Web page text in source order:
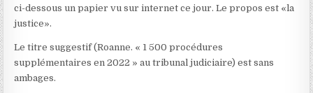
ci-dessous un papier vu sur internet ce jour. Le propos est «la
justice».
Le titre suggestif (Roanne. « 1 500 procédures
supplémentaires en 2022 » au tribunal judiciaire) est sans
ambages.